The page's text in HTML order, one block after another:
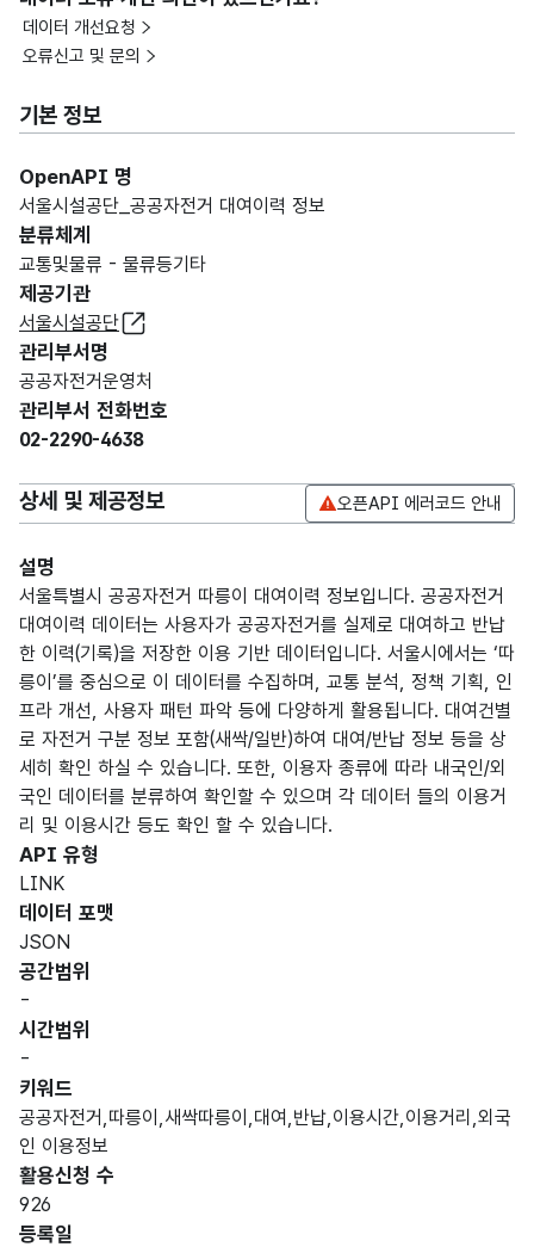
데이터 개선요청
오류신고 및 문의
기본 정보
OpenAPI 명
서울시설공단_공공자전거 대여이력 정보
분류체계
교통및물류 - 물류등기타
제공기관
서울시설공단
관리부서명
공공자전거운영처
관리부서 전화번호
02-2290-4638
상세 및 제공정보 오픈API 에러코드 안내
설명
서울특별시 공공자전거 따릉이 대여이력 정보입니다. 공공자전거
대여이력 데이터는 사용자가 공공자전거를 실제로 대여하고 반납
한 이력(기록)을 저장한 이용 기반 데이터입니다. 서울시에서는 ‘따
릉이’를 중심으로 이 데이터를 수집하며, 교통 분석, 정책 기획, 인
프라 개선, 사용자 패턴 파악 등에 다양하게 활용됩니다. 대여건별
로 자전거 구분 정보 포함(새싹/일반)하여 대여/반납 정보 등을 상
세히 확인 하실 수 있습니다. 또한, 이용자 종류에 따라 내국인/외
국인 데이터를 분류하여 확인할 수 있으며 각 데이터 들의 이용거
리 및 이용시간 등도 확인 할 수 있습니다.
API 유형
LINK
데이터 포맷
JSON
공간범위
-
시간범위
-
키워드
공공자전거,따릉이,새싹따릉이,대여,반납,이용시간,이용거리,외국
인 이용정보
활용신청 수
926
등록일